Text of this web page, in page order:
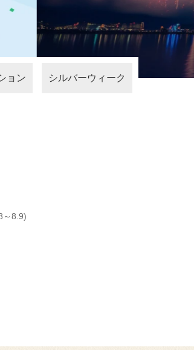
ョン シルバーウィーク
～8.9)